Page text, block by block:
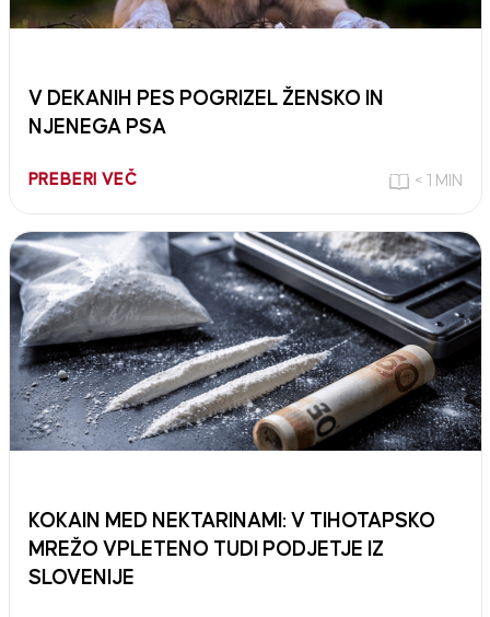
V DEKANIH PES POGRIZEL ŽENSKO IN
NJENEGA PSA
PREBERI VEČ < 1 MIN
KOKAIN MED NEKTARINAMI: V TIHOTAPSKO
MREŽO VPLETENO TUDI PODJETJE IZ
SLOVENIJE